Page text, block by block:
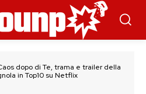
dopo di Te, trama e trailer della
in Top10 su Netflix